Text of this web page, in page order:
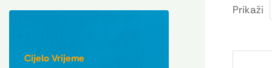
Cijelo Vrijeme
Prikaži